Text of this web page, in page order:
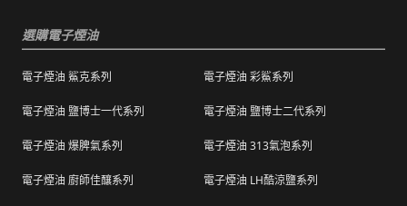
統更新時間，會有所出入）
海外運送：
海外顧客如需訂購，請聯絡客服中心協助海外
裝上黏貼紙張或書寫文字。
購買之商品若符合促銷活動（ 如滿減、免運等
選購電子煙油
電子煙油 鯊克系列 電子煙油 彩鯊系列
電子煙油 鹽博士一代系列 電子煙油 鹽博士二代系列
電子煙油 爆脾氣系列 電子煙油 313氣泡系列
電子煙油 廚師佳釀系列 電子煙油 LH酷涼鹽系列